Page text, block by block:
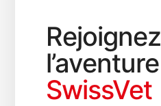
Rejoignez
l’aventure
SwissVet